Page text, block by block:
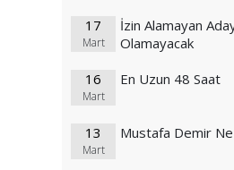
17
Mart
İzin Alamayan
Olamayacak
16
Mart
En Uzun 48 Saat
13
Mart
Mustafa Demir Ne